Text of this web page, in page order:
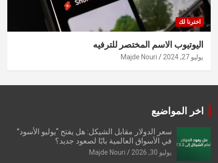
اخترنا لك
اليوتيوب الاسم المختصر للترفيه
يوليو 27, 2024 Majde Nouri
اخر المواضيع
سعر الدولار مقابل الشيكل: هل يفتح “يوليو الأسود”
في الأسواق العالمية بابًا لصعود جديد؟
يوليو 30, 2026 Majde Nouri